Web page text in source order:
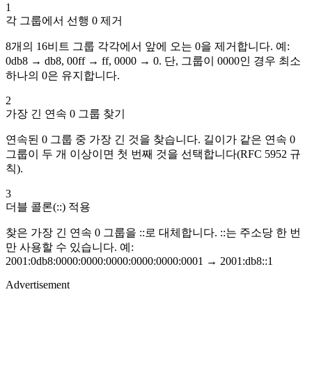
1
각 그룹에서 선행 0 제거
8개의 16비트 그룹 각각에서 앞에 오는 0을 제거합니다. 예:
0db8 → db8, 00ff → ff, 0000 → 0. 단, 그룹이 0000인 경우 최소
하나의 0은 유지합니다.
2
가장 긴 연속 0 그룹 찾기
연속된 0 그룹 중 가장 긴 것을 찾습니다. 길이가 같은 연속 0
그룹이 두 개 이상이면 첫 번째 것을 선택합니다(RFC 5952 규
칙).
3
더블 콜론(::) 적용
찾은 가장 긴 연속 0 그룹을 ::로 대체합니다. ::는 주소당 한 번
만 사용할 수 있습니다. 예:
2001:0db8:0000:0000:0000:0000:0000:0001 → 2001:db8::1
Advertisement